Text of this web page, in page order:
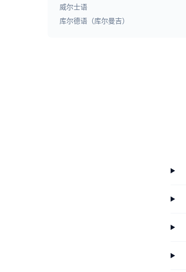
威尔士语
库尔德语（库尔曼吉）